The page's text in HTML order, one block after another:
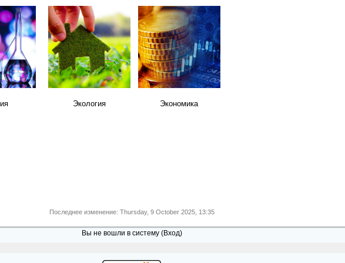
Экология Экономика
Последнее изменение: Thursday, 9 October 2025, 13:35
Вы не вошли в систему (Вход)